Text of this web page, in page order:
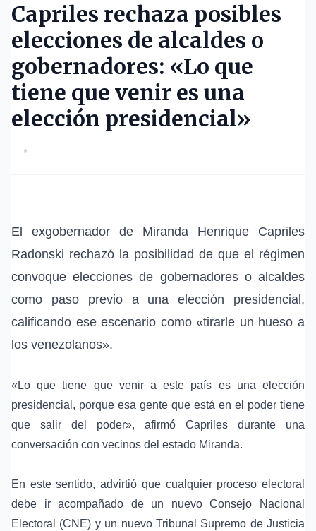
Capriles rechaza posibles
elecciones de alcaldes o
gobernadores: «Lo que
tiene que venir es una
elección presidencial»
•
El exgobernador de Miranda Henrique Capriles
Radonski rechazó la posibilidad de que el régimen
convoque elecciones de gobernadores o alcaldes
como paso previo a una elección presidencial,
calificando ese escenario como «tirarle un hueso a
los venezolanos».
«Lo que tiene que venir a este país es una elección
presidencial, porque esa gente que está en el poder tiene
que salir del poder», afirmó Capriles durante una
conversación con vecinos del estado Miranda.
En este sentido, advirtió que cualquier proceso electoral
debe ir acompañado de un nuevo Consejo Nacional
Electoral (CNE) y un nuevo Tribunal Supremo de Justicia